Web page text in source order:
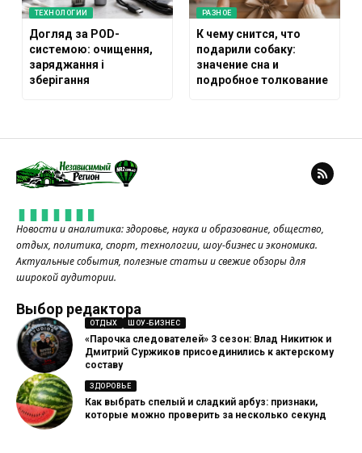
ТЕХНОЛОГИИ
Догляд за POD-
системою: очищення,
заряджання і
зберігання
РАЗНОЕ
К чему снится, что
подарили собаку:
значение сна и
подробное толкование
Новости и аналитика: здоровье, наука и образование, общество,
отдых, политика, спорт, технологии, шоу-бизнес и экономика.
Актуальные события, полезные статьи и свежие обзоры для
широкой аудитории.
Выбор редактора
ОТДЫХ ШОУ-БИЗНЕС
«Парочка следователей» 3 сезон: Влад Никитюк и
Дмитрий Суржиков присоединились к актерскому
составу
ЗДОРОВЬЕ
Как выбрать спелый и сладкий арбуз: признаки,
которые можно проверить за несколько секунд